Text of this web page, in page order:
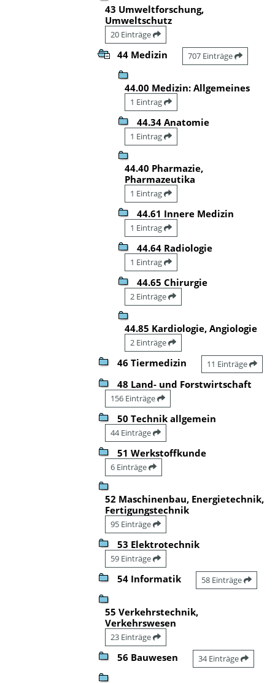
43 Umweltforschung,
Umweltschutz
20 Einträge
44 Medizin 707 Einträge
44.00 Medizin: Allgemeines
1 Eintrag
44.34 Anatomie
1 Eintrag
44.40 Pharmazie,
Pharmazeutika
1 Eintrag
44.61 Innere Medizin
1 Eintrag
44.64 Radiologie
1 Eintrag
44.65 Chirurgie
2 Einträge
44.85 Kardiologie, Angiologie
2 Einträge
46 Tiermedizin 11 Einträge
48 Land- und Forstwirtschaft
156 Einträge
50 Technik allgemein
44 Einträge
51 Werkstoffkunde
6 Einträge
52 Maschinenbau, Energietechnik,
Fertigungstechnik
95 Einträge
53 Elektrotechnik
59 Einträge
54 Informatik 58 Einträge
55 Verkehrstechnik,
Verkehrswesen
23 Einträge
56 Bauwesen 34 Einträge